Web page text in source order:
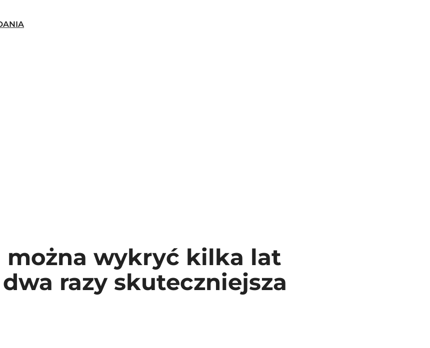
można wykryć kilka lat
razy skuteczniejsza